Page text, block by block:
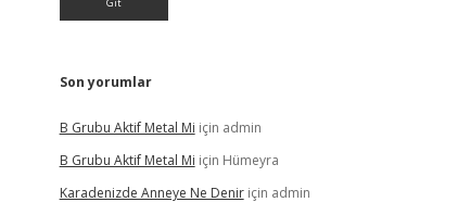
Son yorumlar
B Grubu Aktif Metal Mi için admin
B Grubu Aktif Metal Mi için Hümeyra
Karadenizde Anneye Ne Deniriçin admin